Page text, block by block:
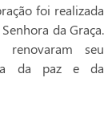
foi realizada
da Graça.
renovaram seu
da paz e da